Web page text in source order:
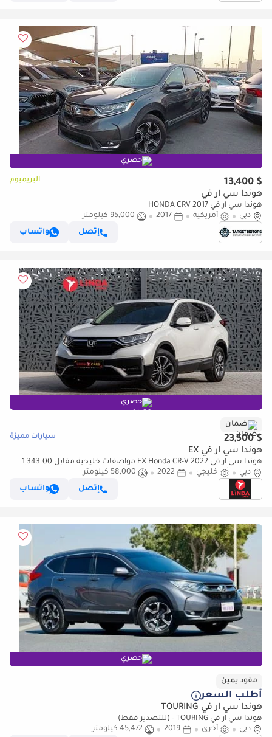
حصري
$ 13,400 البريميوم
هوندا سي آر في
هوندا سي آر في HONDA CRV 2017
دبي
أمريكية 2017
95,000 كيلومتر
إتصل
واتساب
حصري
ضمان
$ 23,500 سيارات مميزة
هوندا سي آر في EX
هوندا سي آر في EX Honda CR-V 2022 مواصفات خليجية مقابل 1,343.00
AED شهريًادبي خليجي 2022
58,000 كيلومتر
إتصل
واتساب
حصري
مقود يمين
أطلب السعر
هوندا سي آر في TOURING
هوندا سي آر في TOURING - (للتصدير فقط)
دبي
أخرى 2019
45,472 كيلومتر